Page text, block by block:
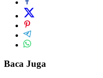
Baca Juga